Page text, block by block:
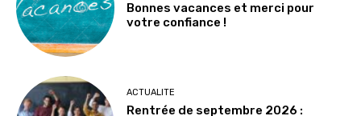
Bonnes vacances et merci pour
votre confiance !
ACTUALITE
Rentrée de septembre 2026 :